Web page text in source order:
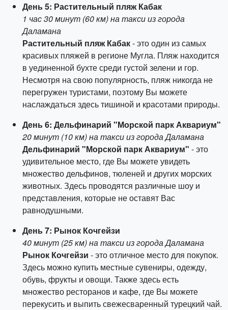
День 5: Растительный пляж Кабак
1 час 30 минут (60 км) на такси из города
Даламана
Растительный пляж Кабак- это один из самых
красивых пляжей в регионе Мугла. Пляж находится
в уединенной бухте среди густой зелени и гор.
Несмотря на свою популярность, пляж никогда не
перегружен туристами, поэтому Вы можете
наслаждаться здесь тишиной и красотами природы.
День 6: Дельфинарий "Морской парк Аквариум"
20 минут (10 км) на такси из города Даламана
Дельфинарий "Морской парк Аквариум" - это
удивительное место, где Вы можете увидеть
множество дельфинов, тюленей и других морских
животных. Здесь проводятся различные шоу и
представления, которые не оставят Вас
равнодушными.
День 7: Рынок Кочгейзи
40 минут (25 км) на такси из города Даламана
Рынок Кочгейзи - это отличное место для покупок.
Здесь можно купить местные сувениры, одежду,
обувь, фрукты и овощи. Также здесь есть
множество ресторанов и кафе, где Вы можете
перекусить и выпить свежесваренный турецкий чай.